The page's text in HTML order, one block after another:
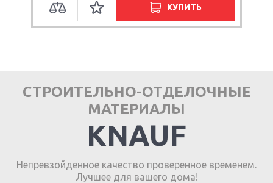
КУПИТЬ
СТРОИТЕЛЬНО-ОТДЕЛОЧНЫЕ
МАТЕРИАЛЫ
KNAUF
Непревзойденное качество проверенное временем.
Лучшее для вашего дома!